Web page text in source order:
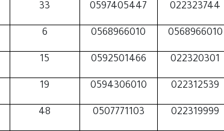
022323744
0597405447
33
0568966010
0568966010
6
022320301
0592501466
15
022312539
0594306010
19
022319999
0507771103
48